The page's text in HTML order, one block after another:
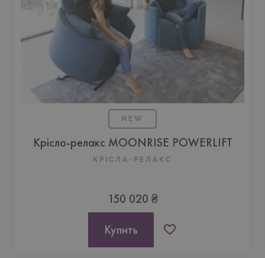
NEW
Крісло-релакс MOONRISE POWERLIFT
КРІСЛА-РЕЛАКС
150 020 ₴
Купить